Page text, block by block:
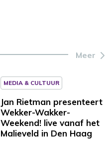
Meer
MEDIA & CULTUUR
Jan Rietman presenteert
Wekker-Wakker-
Weekend! live vanaf het
Malieveld in Den Haag